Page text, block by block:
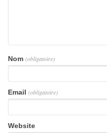
Nom (obligatoire)
Email (obligatoire)
Website